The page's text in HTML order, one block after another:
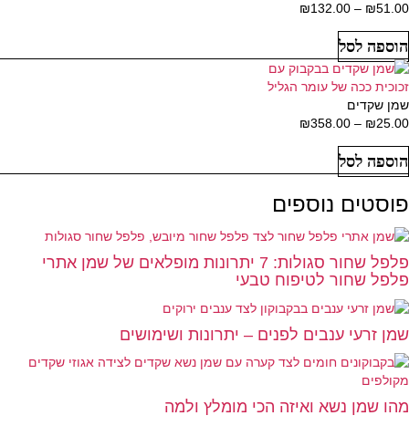
₪51.00
–
₪132.00
עד
הוספה לסל
שמן שקדים
₪25.00
–
₪358.00
עד
הוספה לסל
פוסטים נוספים
פלפל שחור סגולות: 7 יתרונות מופלאים של שמן אתרי
פלפל שחור לטיפוח טבעי
שמן זרעי ענבים לפנים – יתרונות ושימושים
מהו שמן נשא ואיזה הכי מומלץ ולמה